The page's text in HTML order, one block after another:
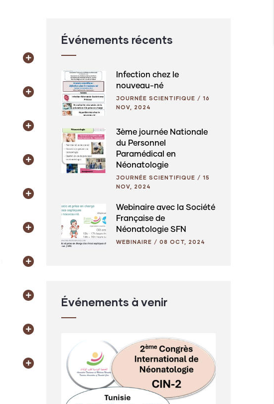
Événements récents
Infection chez le
nouveau-né
JOURNÉE SCIENTIFIQUE / 16
NOV, 2024
3ème journée Nationale
du Personnel
Paramédical en
Néonatologie
JOURNÉE SCIENTIFIQUE / 15
NOV, 2024
Webinaire avec la Société
Française de
Néonatologie SFN
WEBINAIRE / 08 OCT, 2024
Événements à venir